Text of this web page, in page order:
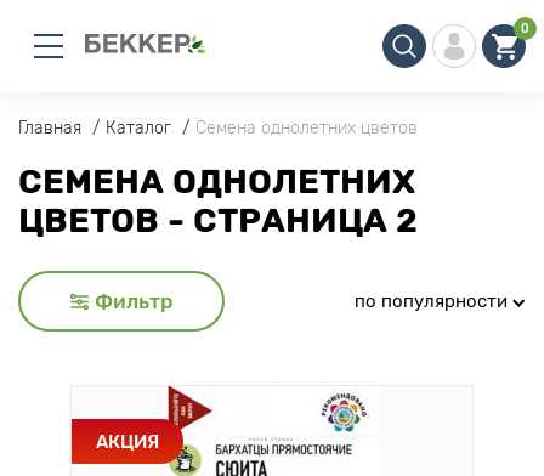
0
Главная Каталог Семена однолетних цветов
СЕМЕНА ОДНОЛЕТНИХ
ЦВЕТОВ - СТРАНИЦА 2
Фильтр по популярности
АКЦИЯ